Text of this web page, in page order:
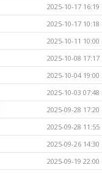
2025-10-17 16:19
2025-10-17 10:18
2025-10-11 10:00
2025-10-08 17:17
2025-10-04 19:00
2025-10-03 07:48
2025-09-28 17:20
2025-09-28 11:55
2025-09-26 14:30
2025-09-19 22:00